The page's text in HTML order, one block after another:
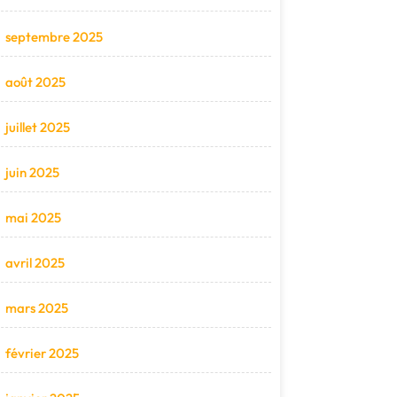
septembre 2025
août 2025
juillet 2025
juin 2025
mai 2025
avril 2025
mars 2025
février 2025